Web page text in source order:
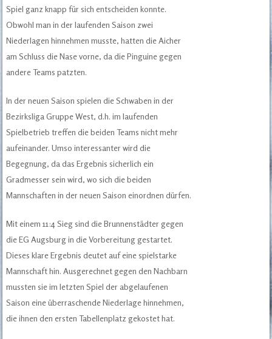
Spiel ganz knapp für sich entscheiden konnte.
Obwohl man in der laufenden Saison zwei
Niederlagen hinnehmen musste, hatten die Aicher
am Schluss die Nase vorne, da die Pinguine gegen
andere Teams patzten.
In der neuen Saison spielen die Schwaben in der
Bezirksliga Gruppe West, d.h. im laufenden
Spielbetrieb treffen die beiden Teams nicht mehr
aufeinander. Umso interessanter wird die
Begegnung, da das Ergebnis sicherlich ein
Gradmesser sein wird, wo sich die beiden
Mannschaften in der neuen Saison einordnen dürfen.
Mit einem 11:4 Sieg sind die Brunnenstädter gegen
die EG Augsburg in die Vorbereitung gestartet.
Dieses klare Ergebnis deutet auf eine spielstarke
Mannschaft hin. Ausgerechnet gegen den Nachbarn
mussten sie im letzten Spiel der abgelaufenen
Saison eine überraschende Niederlage hinnehmen,
die ihnen den ersten Tabellenplatz gekostet hat.